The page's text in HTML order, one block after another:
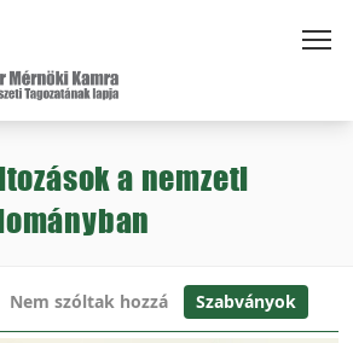
a nemzeti
Nem szóltak hozzá Szabványok